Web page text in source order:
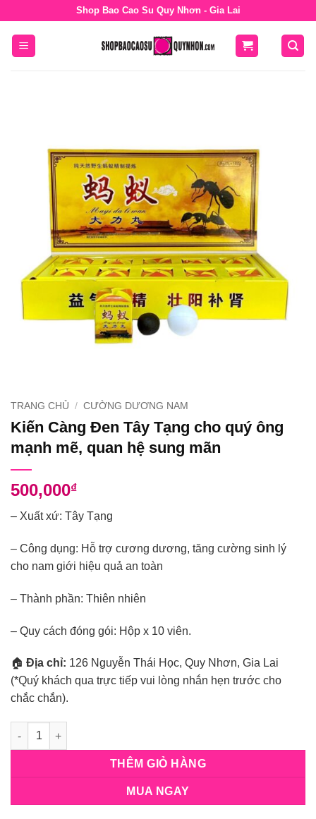
dung
Shop Bao Cao Su Quy Nhơn - Gia Lai
TRANG CHỦ / CƯỜNG DƯƠNG NAM
Kiến Càng Đen Tây Tạng cho quý ông
mạnh mẽ, quan hệ sung mãn
500,000₫
– Xuất xứ: Tây Tạng
– Công dụng: Hỗ trợ cương dương, tăng cường sinh lý
cho nam giới hiệu quả an toàn
– Thành phần: Thiên nhiên
– Quy cách đóng gói: Hộp x 10 viên.
🏠 Địa chỉ: 126 Nguyễn Thái Học, Quy Nhơn, Gia Lai
(*Quý khách qua trực tiếp vui lòng nhắn hẹn trước cho
chắc chắn).
Số lượng
THÊM GIỎ HÀNG
MUA NGAY